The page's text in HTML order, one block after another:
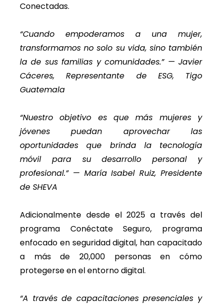
Conectadas.
“Cuando empoderamos a una mujer,
transformamos no solo su vida, sino también
la de sus familias y comunidades.” — Javier
Cáceres, Representante de ESG, Tigo
Guatemala
“Nuestro objetivo es que más mujeres y
jóvenes puedan aprovechar las
oportunidades que brinda la tecnología
móvil para su desarrollo personal y
profesional.” — María Isabel Ruiz, Presidente
de SHEVA
Adicionalmente desde el 2025 a través del
programa Conéctate Seguro, programa
enfocado en seguridad digital, han capacitado
a más de 20,000 personas en cómo
protegerse en el entorno digital.
“A través de capacitaciones presenciales y